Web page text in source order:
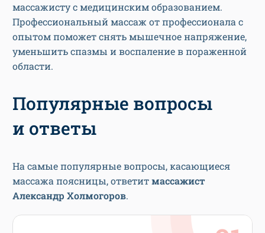
массажисту с медицинским образованием.
Профессиональный массаж от профессионала с
опытом поможет снять мышечное напряжение,
уменьшить спазмы и воспаление в пораженной
области.
Популярные вопросы
и ответы
На самые популярные вопросы, касающиеся
массажа поясницы, ответитмассажист
Александр Холмогоров.